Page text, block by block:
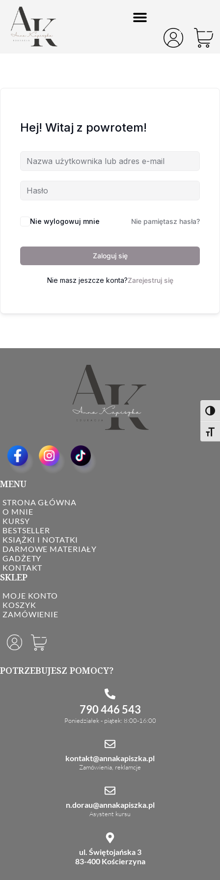
Hej! Witaj z powrotem!
Nie wylogowuj mnie Nie pamiętasz hasła?
Zaloguj się
Nie masz jeszcze konta?Zarejestruj się
MENU
STRONA GŁÓWNA
O MNIE
KURSY
BESTSELLER
KSIĄŻKI I NOTATKI
DARMOWE MATERIAŁY
GADŻETY
KONTAKT
SKLEP
MOJE KONTO
KOSZYK
ZAMÓWIENIE
POTRZEBUJESZ POMOCY?
790 446 543
Poniedziałek - piątek: 8:00-16:00
kontakt@annakapiszka.pl
Zamówienia, reklamcje
n.dorau@annakapiszka.pl
Asystent kursu
ul. Świętojańska 3
83-400 Kościerzyna